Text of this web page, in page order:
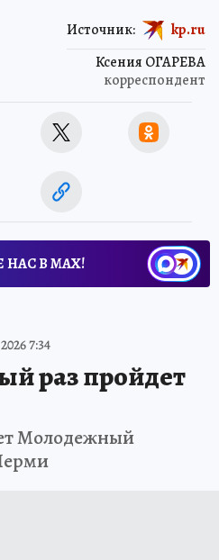
Ксения ОГАРЕВА
корреспондент
Источник: kp.ru
НАС В МАХ!
7:34
раз пройдет
Молодежный